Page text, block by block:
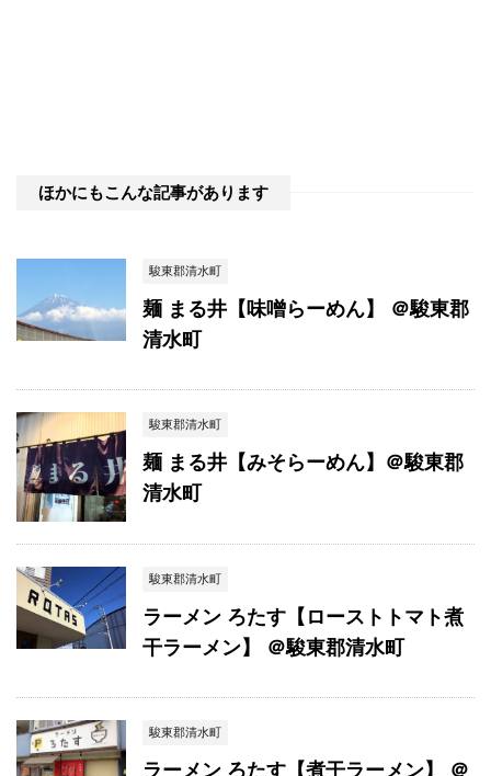
ほかにもこんな記事があります
駿東郡清水町
麺 まる井【味噌らーめん】 ＠駿東郡
清水町
駿東郡清水町
麺 まる井【みそらーめん】＠駿東郡
清水町
駿東郡清水町
ラーメン ろたす【ローストトマト煮
干ラーメン】 ＠駿東郡清水町
駿東郡清水町
ラーメン ろたす【煮干ラーメン】 ＠